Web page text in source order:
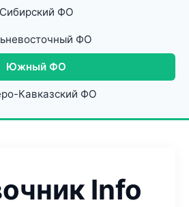
Сибирский ФО
ФО
Южный ФО
Кавказский ФО
Info